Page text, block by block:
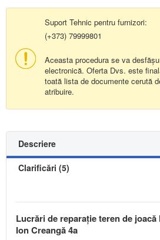
Suport Tehnic pentru furnizori:
(+373) 79999801
Aceasta procedura se va
electronică. Oferta Dvs. este
toată lista de documente cerută
atribuire.
Descriere
Clarificări (5)
Lucrări de reparație teren de joacă
Ion Creangă 4a